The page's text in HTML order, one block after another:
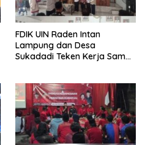
FDIK UIN Raden Intan
Lampung dan Desa
Sukadadi Teken Kerja Sama,